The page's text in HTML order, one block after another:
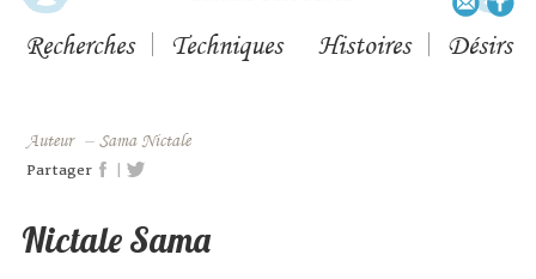
Recherches Techniques Histoires Désirs
Auteur – Sama Nictale
Partager |
Nictale Sama